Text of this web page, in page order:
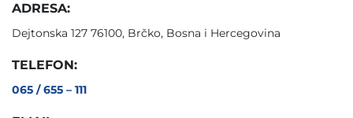
ADRESA:
Dejtonska 127 76100, Brčko, Bosna i Hercegovina
TELEFON:
065 / 655 – 111